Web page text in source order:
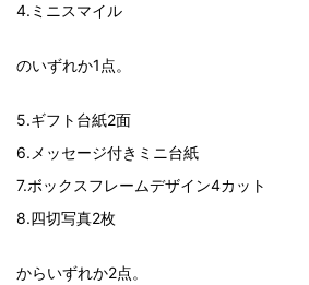
4.ミニスマイル
のいずれか1点。
5.ギフト台紙2面
6.メッセージ付きミニ台紙
7.ボックスフレームデザイン4カット
8.四切写真2枚
からいずれか2点。